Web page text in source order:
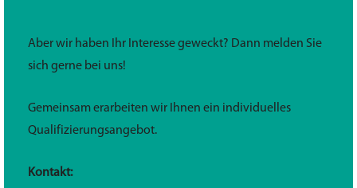
Aber wir haben Ihr Interesse geweckt? Dann melden Sie
sich gerne bei uns!
Gemeinsam erarbeiten wir Ihnen ein individuelles
Qualifizierungsangebot.
Kontakt: